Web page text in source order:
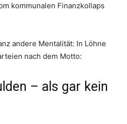
kommunalen Finanzkollaps
andere Mentalität: In Löhne
nach dem Motto:
– als gar kein